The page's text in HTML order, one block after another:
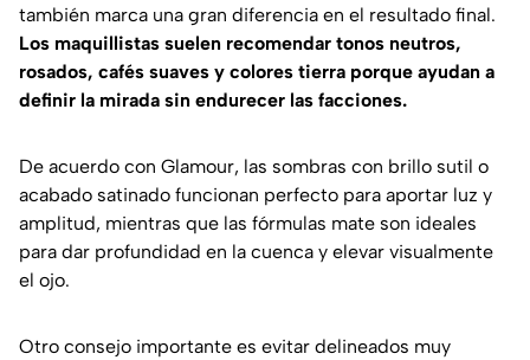
también marca una gran diferencia en el resultado final.
Los maquillistas suelen recomendar tonos neutros,
rosados, cafés suaves y colores tierra porque ayudan a
definir la mirada sin endurecer las facciones.
De acuerdo con Glamour, las sombras con brillo sutil o
acabado satinado funcionan perfecto para aportar luz y
amplitud, mientras que las fórmulas mate son ideales
para dar profundidad en la cuenca y elevar visualmente
el ojo.
Otro consejo importante es evitar delineados muy